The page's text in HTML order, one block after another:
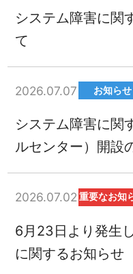
システム障害に関
て
2026.07.07 お知らせ
システム障害に関
ルセンター）開設
2026.07.02 重要なお知
6月23日より発生
に関するお知らせ